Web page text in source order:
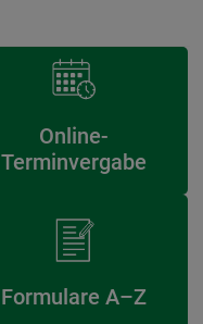
Online-
Terminvergabe
Formulare A–Z